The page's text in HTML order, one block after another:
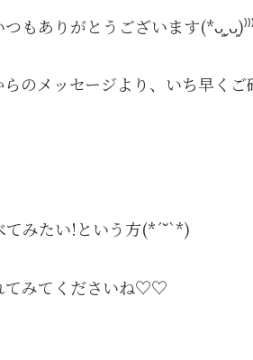
もありがとうございます(*ᴗ͈ˬᴗ͈)⁾⁾⁾
のメッセージより、いち早く
みたい!という方(*´˘`*)
てみてくださいね♡♡